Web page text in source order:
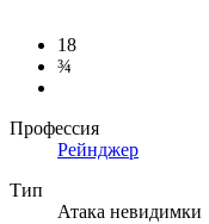
18
¾
Профессия
Рейнджер
Тип
Атака невидимки